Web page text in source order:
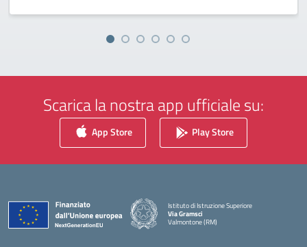
Scarica la nostra app ufficiale su:
App Store Play Store
Istituto di Istruzione Superiore
Via Gramsci
Valmontone (RM)